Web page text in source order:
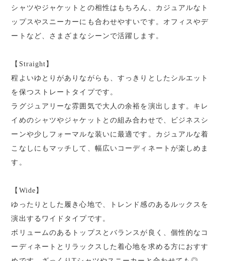
シャツやジャケットとの相性はもちろん、カジュアルなト
ップスやスニーカーにも合わせやすいです。オフィスやデ
ートなど、さまざまなシーンで活躍します。
【Straight】
程よいゆとりがありながらも、すっきりとしたシルエット
を保つストレートタイプです。
ラグジュアリーな雰囲気で大人の余裕を演出します。キレ
イめのシャツやジャケットとの組み合わせで、ビジネスシ
ーンや少しフォーマルな装いに最適です。カジュアルな着
こなしにもマッチして、幅広いコーディネートが楽しめま
す。
【Wide】
ゆったりとした履き心地で、トレンド感のあるルックスを
演出するワイドタイプです。
ボリュームのあるトップスとバランスが良く、個性的なコ
ーディネートとリラックスした着心地を求める方におすす